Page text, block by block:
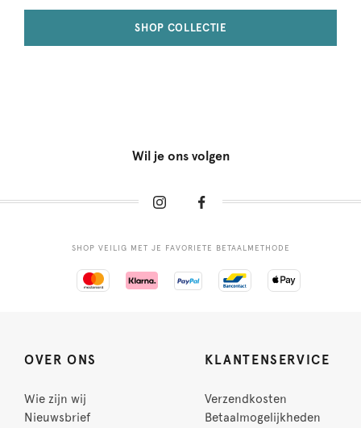
SHOP COLLECTIE
Wil je ons volgen
SHOP VEILIG MET JE FAVORIETE BETAALMETHODE
OVER ONS
Wie zijn wij
Nieuwsbrief
KLANTENSERVICE
Verzendkosten
Betaalmogelijkheden